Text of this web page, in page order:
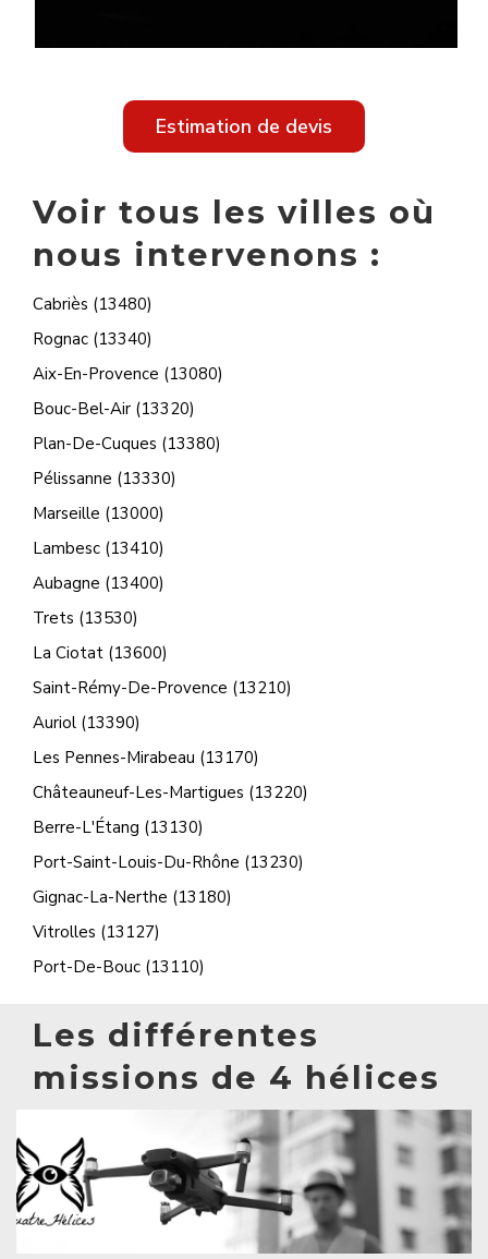
Estimation de devis
Voir tous les villes où
nous intervenons :
Cabriès (13480)
Rognac (13340)
Aix-En-Provence (13080)
Bouc-Bel-Air (13320)
Plan-De-Cuques (13380)
Pélissanne (13330)
Marseille (13000)
Lambesc (13410)
Aubagne (13400)
Trets (13530)
La Ciotat (13600)
Saint-Rémy-De-Provence (13210)
Auriol (13390)
Les Pennes-Mirabeau (13170)
Châteauneuf-Les-Martigues (13220)
Berre-L'Étang (13130)
Port-Saint-Louis-Du-Rhône (13230)
Gignac-La-Nerthe (13180)
Vitrolles (13127)
Port-De-Bouc (13110)
Les différentes
missions de 4 hélices